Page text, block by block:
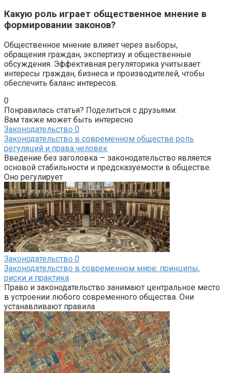
Какую роль играет общественное мнение в
формировании законов?
Общественное мнение влияет через выборы,
обращения граждан, экспертизу и общественные
обсуждения. Эффективная регуляторика учитывает
интересы граждан, бизнеса и производителей, чтобы
обеспечить баланс интересов.
0
Понравилась статья? Поделиться с друзьями:
Вам также может быть интересно
Законодательство 0
Законодательство в современном обществе роль
регуляций и права человек
Введение без заголовка — законодательство является
основой стабильности и предсказуемости в обществе.
Оно регулирует
Законодательство 0
Законодательство в современном мире: принципы,
риски и практика
Право и законодательство занимают центральное место
в устроении любого современного общества. Они
устанавливают правила